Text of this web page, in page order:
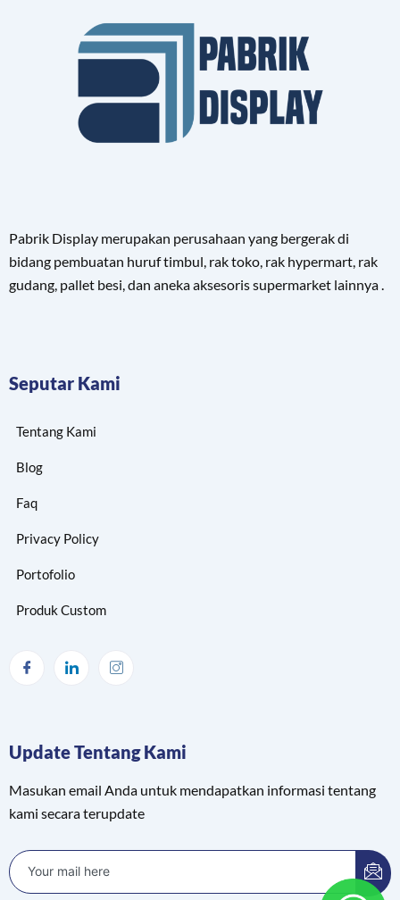
Pabrik Display merupakan perusahaan yang bergerak di
bidang pembuatan huruf timbul, rak toko, rak hypermart, rak
gudang, pallet besi, dan aneka aksesoris supermarket lainnya .
Seputar Kami
Tentang Kami
Blog
Faq
Privacy Policy
Portofolio
Produk Custom
Update Tentang Kami
Masukan email Anda untuk mendapatkan informasi tentang
kami secara terupdate